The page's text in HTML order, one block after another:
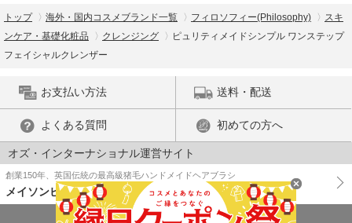
トップ 海外・国内コスメブランド一覧 フィロソフィー(Philosophy)
スキ
ンケア・基礎化粧品
クレンジング
ピュリティメイドシンプル ワンステップ
フェイシャルクレンザー
お支払い方法 送料・配送
よくある質問 初めての方へ
オズ・インターナショナル運営サイト
創業150年、英国伝統の最高級猪毛ハンドメイドヘアブラシ
メイソンピアソン